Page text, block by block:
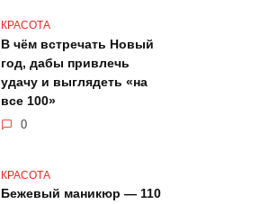
КРАСОТА
В чём встречать Новый
год, дабы привлечь
удачу и выглядеть «на
все 100»
0
КРАСОТА
Бежевый маникюр — 110